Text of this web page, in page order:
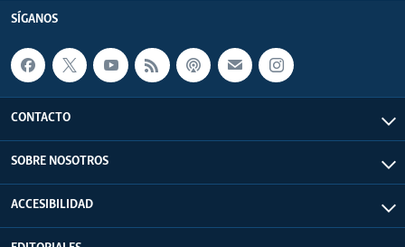
SÍGANOS
CONTACTO
SOBRE NOSOTROS
ACCESIBILIDAD